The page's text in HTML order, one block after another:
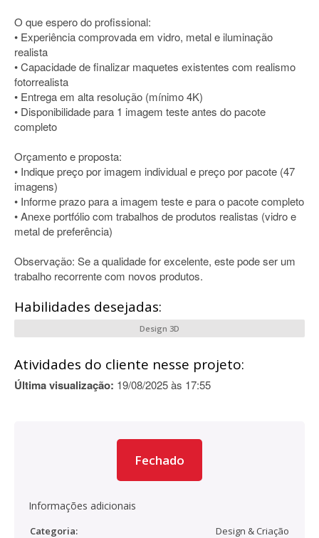
O que espero do profissional:
• Experiência comprovada em vidro, metal e iluminação
realista
• Capacidade de finalizar maquetes existentes com realismo
fotorrealista
• Entrega em alta resolução (mínimo 4K)
• Disponibilidade para 1 imagem teste antes do pacote
completo
Orçamento e proposta:
• Indique preço por imagem individual e preço por pacote (47
imagens)
• Informe prazo para a imagem teste e para o pacote completo
• Anexe portfólio com trabalhos de produtos realistas (vidro e
metal de preferência)
Observação: Se a qualidade for excelente, este pode ser um
trabalho recorrente com novos produtos.
Habilidades desejadas:
Design 3D
Atividades do cliente nesse projeto:
Última visualização: 19/08/2025 às 17:55
Fechado
Informações adicionais
Categoria:
Design & Criação